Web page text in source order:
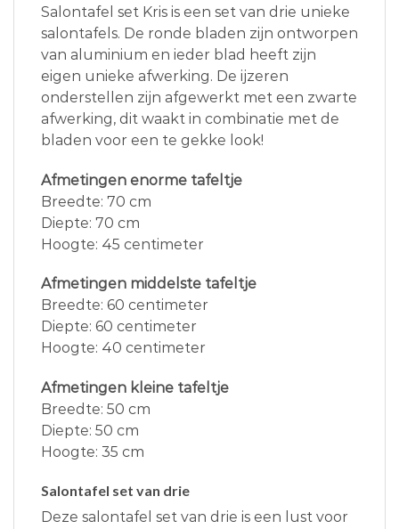
Salontafel set Kris is een set van drie unieke
salontafels. De ronde bladen zijn ontworpen
van aluminium en ieder blad heeft zijn
eigen unieke afwerking. De ijzeren
onderstellen zijn afgewerkt met een zwarte
afwerking, dit waakt in combinatie met de
bladen voor een te gekke look!
Afmetingen enorme tafeltje
Breedte: 70 cm
Diepte: 70 cm
Hoogte: 45 centimeter
Afmetingen middelste tafeltje
Breedte: 60 centimeter
Diepte: 60 centimeter
Hoogte: 40 centimeter
Afmetingen kleine tafeltje
Breedte: 50 cm
Diepte: 50 cm
Hoogte: 35 cm
Salontafel set van drie
Deze salontafel set van drie is een lust voor